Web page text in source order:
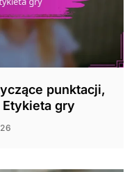
punktacji,
gry